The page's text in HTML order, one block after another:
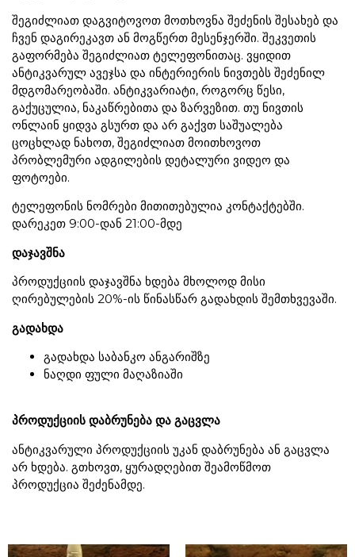
შეგიძლიათ დაგვიტოვოთ მოთხოვნა შეძენის შესახებ და
ჩვენ დაგირეკავთ ან მოგწერთ მესენჯერში. შეკვეთის
გაფორმება შეგიძლიათ ტელეფონითაც. ვყიდით
ანტიკვარულ ავეჯსა და ინტერიერის ნივთებს შეძენილ
მდგომარეობაში. ანტიკვარიატი, როგორც წესი,
გაქუცულია, ნაკაწრებითა და ზარვეზით. თუ ნივთის
ონლაინ ყიდვა გსურთ და არ გაქვთ საშუალება
ცოცხლად ნახოთ, შეგიძლიათ მოითხოვოთ
პრობლემური ადგილების დეტალური ვიდეო და
ფოტოები.
ტელეფონის ნომრები მითითებულია კონტაქტებში.
დარეკეთ 9:00-დან 21:00-მდე
დაჯავშნა
პროდუქციის დაჯავშნა ხდება მხოლოდ მისი
ღირებულების 20%-ის წინასწარ გადახდის შემთხვევაში.
გადახდა
გადახდა საბანკო ანგარიშზე
ნაღდი ფული მაღაზიაში
პროდუქციის დაბრუნება და გაცვლა
ანტიკვარული პროდუქციის უკან დაბრუნება ან გაცვლა
არ ხდება. გთხოვთ, ყურადღებით შეამოწმოთ
პროდუქცია შეძენამდე.